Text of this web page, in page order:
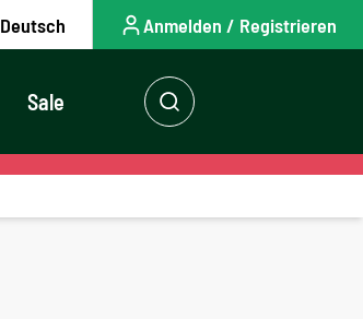
Deutsch Anmelden / Registrieren
Sale